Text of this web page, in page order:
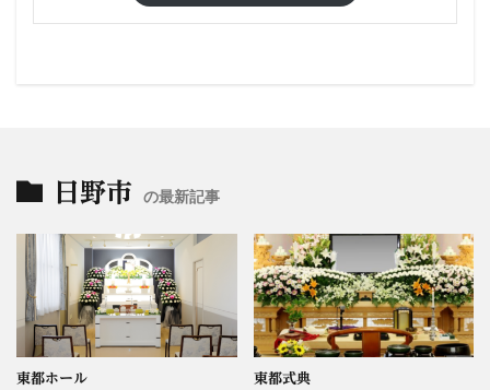
日野市 の最新記事
東都ホール 東都式典